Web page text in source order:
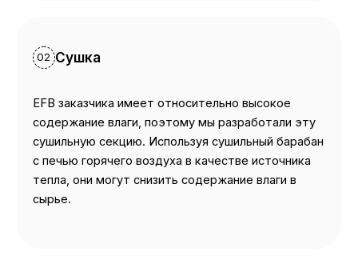
02 Сушка
EFB заказчика имеет относительно высокое
содержание влаги, поэтому мы разработали эту
сушильную секцию. Используя сушильный барабан
с печью горячего воздуха в качестве источника
тепла, они могут снизить содержание влаги в
сырье.